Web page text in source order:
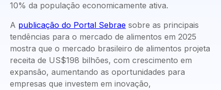
10% da população economicamente ativa.
A publicação do Portal Sebrae sobre as principais
tendências para o mercado de alimentos em 2025
mostra que o mercado brasileiro de alimentos projeta
receita de US$198 bilhões, com crescimento em
expansão, aumentando as oportunidades para
empresas que investem em inovação,